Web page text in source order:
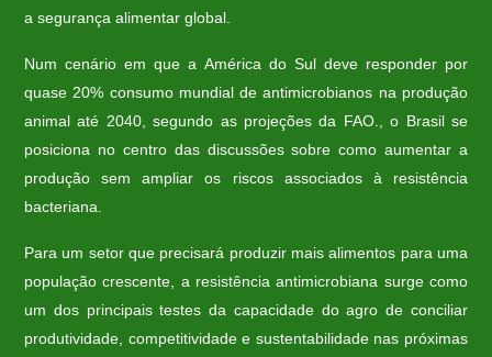
a segurança alimentar global.
Num cenário em que a América do Sul deve responder por
quase 20% consumo mundial de antimicrobianos na produção
animal até 2040, segundo as projeções da FAO., o Brasil se
posiciona no centro das discussões sobre como aumentar a
produção sem ampliar os riscos associados à resistência
bacteriana.
Para um setor que precisará produzir mais alimentos para uma
população crescente, a resistência antimicrobiana surge como
um dos principais testes da capacidade do agro de conciliar
produtividade, competitividade e sustentabilidade nas próximas